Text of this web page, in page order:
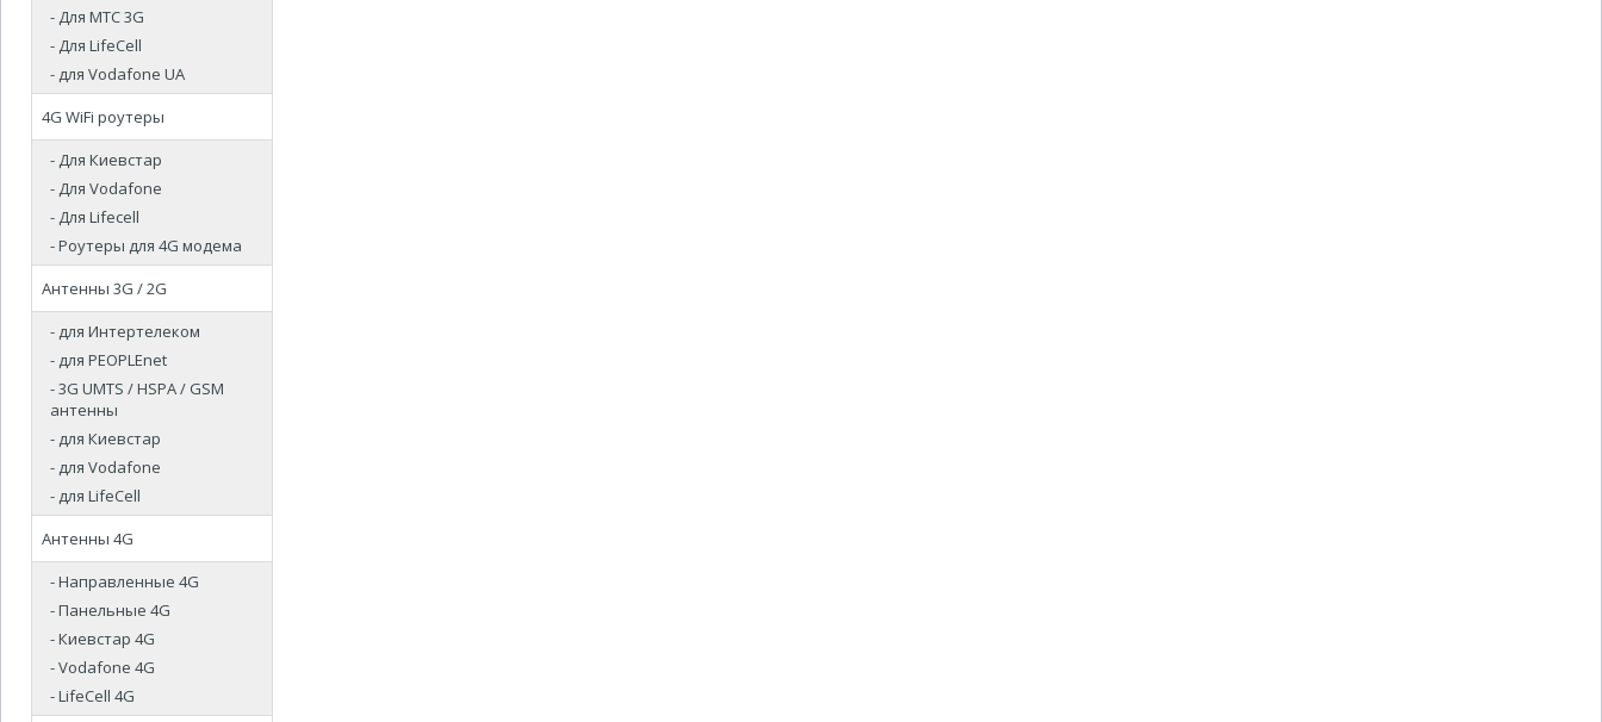
- Для МТС 3G
- Для LifeCell
- для Vodafone UA
4G WiFi роутеры
- Для Киевстар
- Для Vodafone
- Для Lifecell
- Роутеры для 4G модема
Антенны 3G / 2G
- для Интертелеком
- для PEOPLEnet
- 3G UMTS / HSPA / GSM
антенны
- для Киевстар
- для Vodafone
- для LifeCell
Антенны 4G
- Направленные 4G
- Панельные 4G
- Киевстар 4G
- Vodafone 4G
- LifeCell 4G